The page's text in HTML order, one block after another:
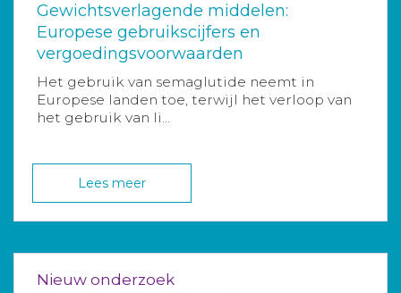
Gewichtsverlagende middelen:
Europese gebruikscijfers en
vergoedingsvoorwaarden
Het gebruik van semaglutide neemt in
Europese landen toe, terwijl het verloop van
het gebruik van li...
Lees meer
Nieuw onderzoek